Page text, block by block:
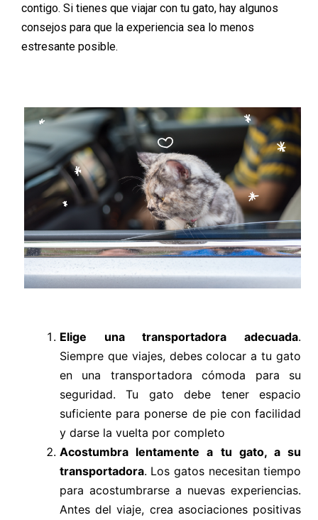
contigo. Si tienes que viajar con tu gato, hay algunos
consejos para que la experiencia sea lo menos
estresante posible.
Elige una transportadora adecuada.
Siempre que viajes, debes colocar a tu gato
en una transportadora cómoda para su
seguridad. Tu gato debe tener espacio
suficiente para ponerse de pie con facilidad
y darse la vuelta por completo
Acostumbra lentamente a tu gato, a su
transportadora. Los gatos necesitan tiempo
para acostumbrarse a nuevas experiencias.
Antes del viaje, crea asociaciones positivas